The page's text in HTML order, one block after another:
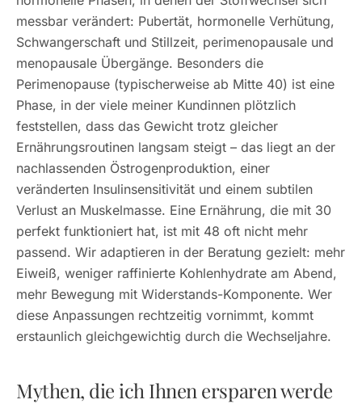
messbar verändert: Pubertät, hormonelle Verhütung,
Schwangerschaft und Stillzeit, perimenopausale und
menopausale Übergänge. Besonders die
Perimenopause (typischerweise ab Mitte 40) ist eine
Phase, in der viele meiner Kundinnen plötzlich
feststellen, dass das Gewicht trotz gleicher
Ernährungsroutinen langsam steigt – das liegt an der
nachlassenden Östrogenproduktion, einer
veränderten Insulinsensitivität und einem subtilen
Verlust an Muskelmasse. Eine Ernährung, die mit 30
perfekt funktioniert hat, ist mit 48 oft nicht mehr
passend. Wir adaptieren in der Beratung gezielt: mehr
Eiweiß, weniger raffinierte Kohlenhydrate am Abend,
mehr Bewegung mit Widerstands-Komponente. Wer
diese Anpassungen rechtzeitig vornimmt, kommt
erstaunlich gleichgewichtig durch die Wechseljahre.
Mythen, die ich Ihnen ersparen werde